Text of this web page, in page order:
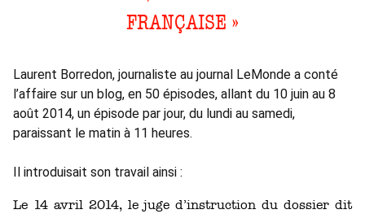
FRANÇAISE »
Laurent Borredon, journaliste au journal LeMonde a conté
l’affaire sur un blog, en 50 épisodes, allant du 10 juin au 8
août 2014, un épisode par jour, du lundi au samedi,
paraissant le matin à 11 heures.
Il introduisait son travail ainsi :
Le 14 avril 2014, le juge d’instruction du dossier dit